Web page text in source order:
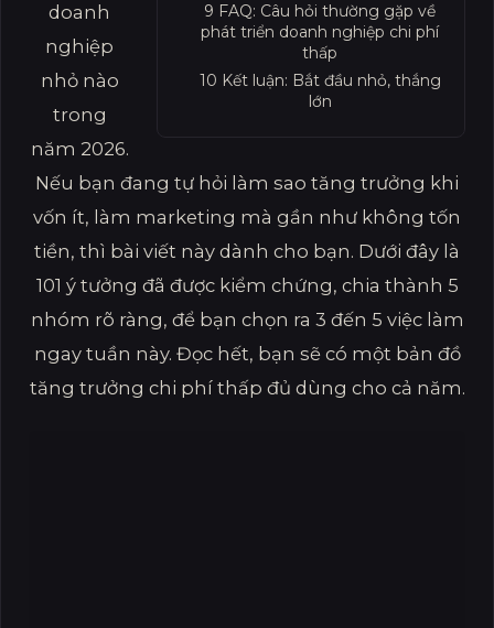
9 FAQ: Câu hỏi thường gặp về
phát triển doanh nghiệp chi phí
thấp
10 Kết luận: Bắt đầu nhỏ, thắng
lớn
doanh
nghiệp
nhỏ nào
trong
năm 2026.
Nếu bạn đang tự hỏi làm sao tăng trưởng khi
vốn ít, làm marketing mà gần như không tốn
tiền, thì bài viết này dành cho bạn. Dưới đây là
101 ý tưởng đã được kiểm chứng, chia thành 5
nhóm rõ ràng, để bạn chọn ra 3 đến 5 việc làm
ngay tuần này. Đọc hết, bạn sẽ có một bản đồ
tăng trưởng chi phí thấp đủ dùng cho cả năm.